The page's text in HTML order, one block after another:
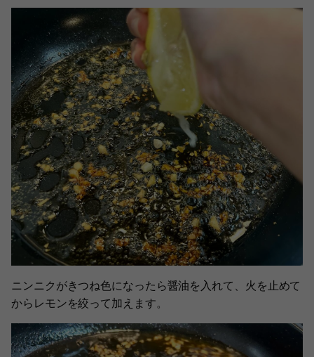
ニンニクがきつね色になったら醤油を入れて、火を止めて
からレモンを絞って加えます。